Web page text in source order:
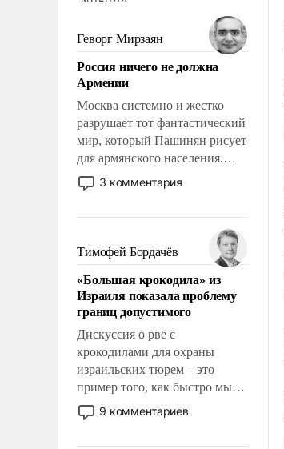
Геворг Мирзаян
Россия ничего не должна
Армении
Москва системно и жестко
разрушает тот фантастический
мир, который Пашинян рисует
для армянского населения.
Мир, где этому населению все
должны просто по
политические прожекты будут
беспрекословно оплачиваться
за счет российских
налогоплательщиков и где за
свои поступки не нужно
отвечать.
3 комментария
Тимофей Бордачёв
«Большая крокодила» из
Израиля показала проблему
границ допустимого
Дискуссия о рве с
крокодилами для охраны
израильских тюрем – это
пример того, как быстро мы
двигаемся по пути
революционных изменений.
9 комментариев